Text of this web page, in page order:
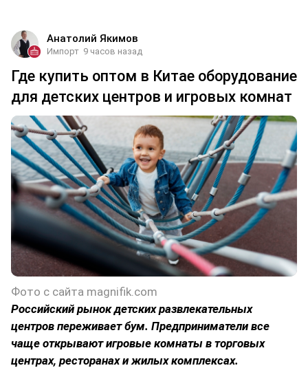
Анатолий Якимов
Импорт 9 часов назад
Где купить оптом в Китае оборудование
для детских центров и игровых комнат
Фото с сайта magnifik.com
Российский рынок детских развлекательных
центров переживает бум. Предприниматели все
чаще открывают игровые комнаты в торговых
центрах, ресторанах и жилых комплексах.